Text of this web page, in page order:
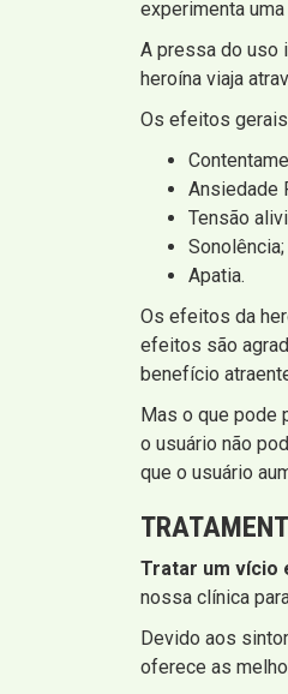
experimenta
A pressa do uso
heroína viaja
Os efeitos
Ansiedade
Tensão
Sonolência;
Apatia.
Os efeitos da
efeitos são
benefício
Mas o que pode
o usuário não
que o usuário
Tratar um vício
nossa clínica
Devido aos
oferece as